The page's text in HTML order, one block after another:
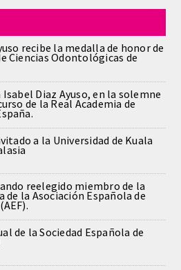
recibe la medalla de honor de
Ciencias Odontológicas de
Diaz Ayuso, en la solemne
de la Real Academia de
a la Universidad de Kuala
reelegido miembro de la
de la Asociación Española de
de la Sociedad Española de